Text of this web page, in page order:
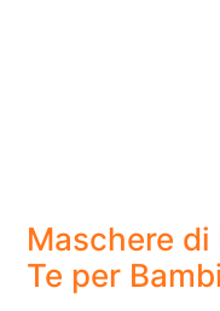
Maschere di
Te per